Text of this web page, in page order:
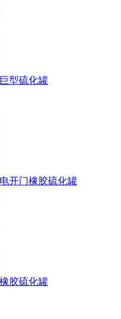
巨型硫化罐
电开门橡胶硫化罐
橡胶硫化罐